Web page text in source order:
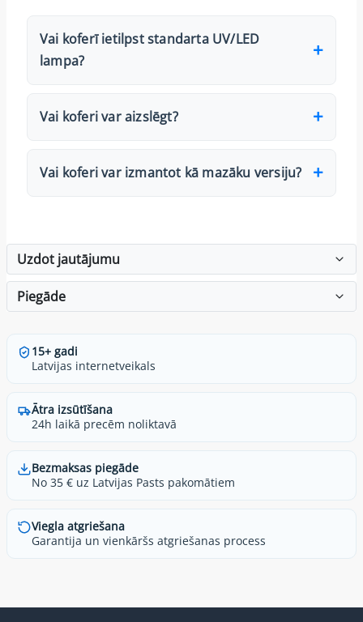
Vai koferī ietilpst standarta UV/LED
lampa?
Vai koferi var aizslēgt?
Vai koferi var izmantot kā mazāku versiju?
Uzdot jautājumu
Piegāde
15+ gadi
Latvijas internetveikals
Ātra izsūtīšana
24h laikā precēm noliktavā
Bezmaksas piegāde
No 35 € uz Latvijas Pasts pakomātiem
Viegla atgriešana
Garantija un vienkāršs atgriešanas process